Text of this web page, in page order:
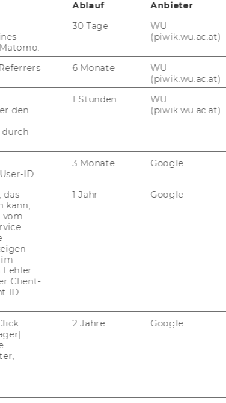
WU Im­pact
un­ter­
als Ein­zel­
An­mel­
Ablauf
Anbieter
30 Tage
WU
(piwik.wu.ac.at)
6 Monate
WU
(piwik.wu.ac.at)
den
durch
1 Stunden
WU
(piwik.wu.ac.at)
ID.
3 Monate Google
das
kann,
vom
Fehler
Client-
ID
1 Jahr Google
2 Jahre Google